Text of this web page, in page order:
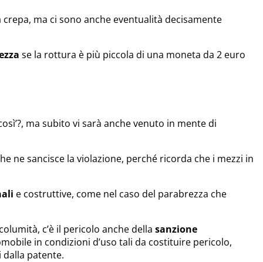
ma ci sono anche eventualità decisamente
se la rottura è più piccola di una moneta da 2 euro
ma subito vi sarà anche venuto in mente di
ne sancisce la violazione, perché ricorda che i mezzi in
e costruttive, come nel caso del parabrezza che
c’è il pericolo anche della sanzione
in condizioni d’uso tali da costituire pericolo,
patente.